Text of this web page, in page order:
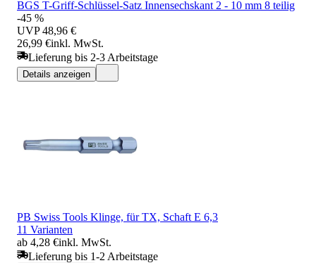
BGS T-Griff-Schlüssel-Satz Innensechskant 2 - 10 mm 8 teilig
-45 %
UVP 48,96 €
26,99 €inkl. MwSt.
Lieferung bis 2-3 Arbeitstage
Details anzeigen
PB Swiss Tools Klinge, für TX, Schaft E 6,3
11 Varianten
ab 4,28 €inkl. MwSt.
Lieferung bis 1-2 Arbeitstage